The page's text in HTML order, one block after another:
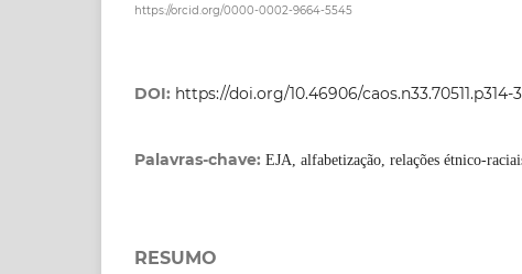
https://orcid.org/0000-0002-9664-5545
DOI: https://doi.org/10.46906/caos.n33.70511.p314-
Palavras-chave: EJA, alfabetização, relações étnico-
RESUMO